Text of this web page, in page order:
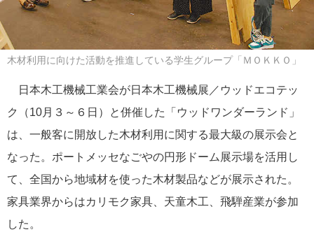
木材利用に向けた活動を推進している学生グループ「ＭＯＫＫＯ」
日本木工機械工業会が日本木工機械展／ウッドエコテッ
ク（10月３～６日）と併催した「ウッドワンダーランド」
は、一般客に開放した木材利用に関する最大級の展示会と
なった。ポートメッセなごやの円形ドーム展示場を活用し
て、全国から地域材を使った木材製品などが展示された。
家具業界からはカリモク家具、天童木工、飛騨産業が参加
した。